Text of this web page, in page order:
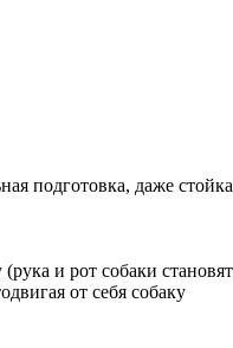
подготовка, даже
и рот собаки
от себя собаку